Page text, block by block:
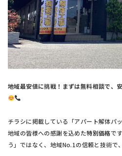
地域最安値に挑戦！まずは無料相談で、
チラシに掲載している「アパート解体パ
地域の皆様への感謝を込めた特別価格で
う」ではなく、地域No.1の信頼と技術で